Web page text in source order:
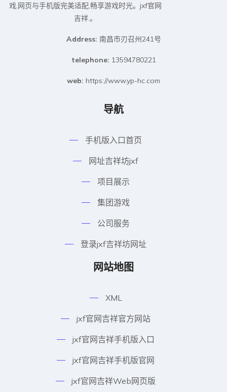
戏,网页与手机版完美适配,畅享游戏时光。jxf官网
吉祥.。
Address: 南昌市刃召州241号
telephone: 13594780221
web: https://www.yp-hc.com
导航
手机版入口首页
网址吉祥坊jxf
项目展示
集团游戏
公司服务
登录jxf吉祥坊网址
网站地图
XML
jxf官网吉祥官方网站
jxf官网吉祥手机版入口
jxf官网吉祥手机版官网
jxf官网吉祥Web网页版